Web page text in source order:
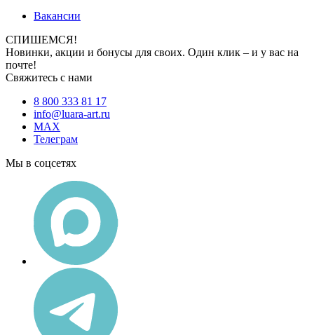
Вакансии
СПИШЕМСЯ!
Новинки, акции и бонусы для своих. Один клик – и у вас на
почте!
Свяжитесь с нами
8 800 333 81 17
info@luara-art.ru
MAX
Телеграм
Мы в соцсетях